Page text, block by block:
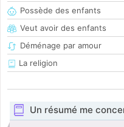
Possède des enfants
Veut avoir des enfants
Déménage par amour
La religion
Un résumé me